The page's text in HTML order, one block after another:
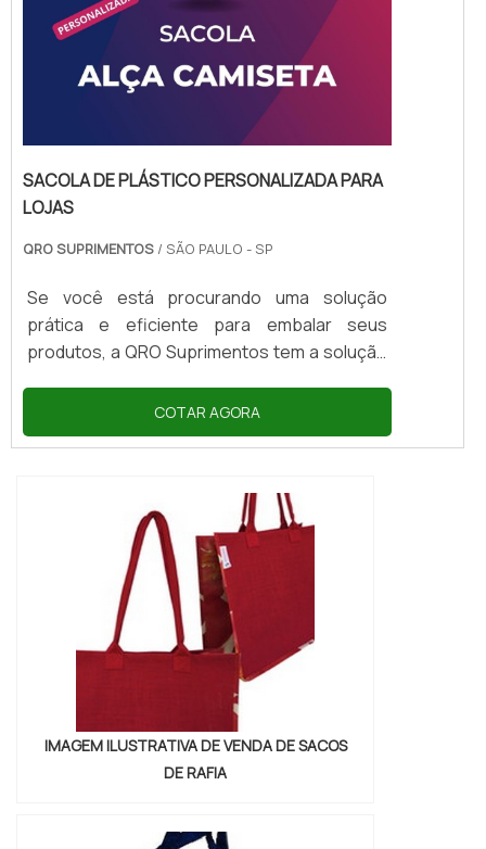
SACOLA DE PLÁSTICO PERSONALIZADA PARA
LOJAS
QRO SUPRIMENTOS / SÃO PAULO - SP
Se você está procurando uma solução
prática e eficiente para embalar seus
produtos, a QRO Suprimentos tem a solução
personalizada para lojas. Com ela, você
pode garantir a segurança e a praticidade
suas compras com tranquilidade.As sacolas
são produzidas com materiais de alta
qualidade, resistentes e duráveis, que
garantem a proteção dos produtos e a
COTAR AGORA
IMAGEM ILUSTRATIVA DE VENDA DE SACOS
DE RAFIA